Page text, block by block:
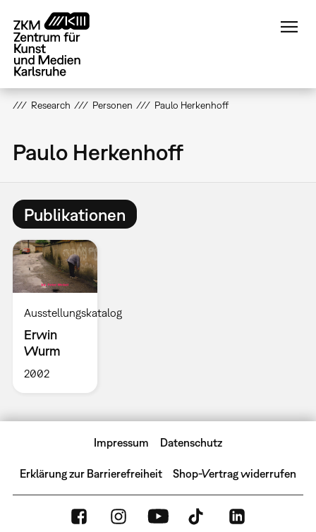
zum
Inhalt
Research Personen Paulo Herkenhoff
Paulo Herkenhoff
Publikationen
Ausstellungskatalog
Erwin
Wurm
2002
Impressum Datenschutz
Erklärung zur Barrierefreiheit Shop-Vertrag widerrufen